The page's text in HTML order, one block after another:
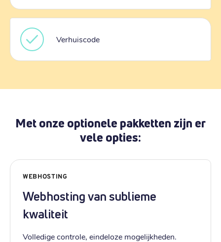
Verhuiscode
Met onze optionele pakketten zijn er
vele opties:
WEBHOSTING
Webhosting van sublieme
kwaliteit
Volledige controle, eindeloze mogelijkheden.